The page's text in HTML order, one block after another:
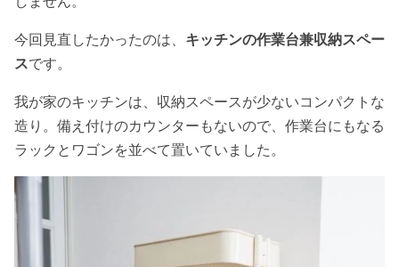
今回見直したかったのは、 キッチンの作業台兼収納スペー
スです。
我が家のキッチンは、収納スペースが少ないコンパクトな
造り。備え付けのカウンターもないので、作業台にもなる
ラックとワゴンを並べて置いていました。